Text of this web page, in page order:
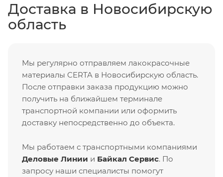
Доставка в Новосибирскую
область
Мы регулярно отправляем лакокрасочные
материалы CERTA в Новосибирскую область.
После отправки заказа продукцию можно
получить на ближайшем терминале
транспортной компании или оформить
доставку непосредственно до объекта.
Мы работаем с транспортными компаниями
Деловые Линии и Байкал Сервис. По
запросу наши специалисты помогут